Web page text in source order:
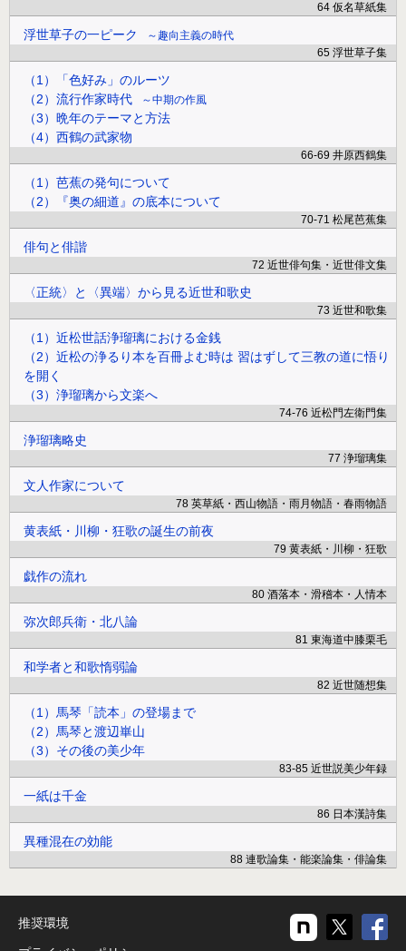
64 仮名草紙集
浮世草子の一ピーク
趣向主義の時代
65 浮世草子集
（1）「色好み」のルーツ
（2）流行作家時代
中期の作風
（3）晩年のテーマと方法
（4）西鶴の武家物
66-69 井原西鶴集
（1）芭蕉の発句について
（2）『奥の細道』の底本について
70-71 松尾芭蕉集
俳句と俳諧
72 近世俳句集・近世俳文集
〈正統〉と〈異端〉から見る近世和歌史
73 近世和歌集
（1）近松世話浄瑠璃における金銭
（2）近松の浄るり本を百冊よむ時は 習はずして三教の道に悟り
を開く
（3）浄瑠璃から文楽へ
74-76 近松門左衛門集
浄瑠璃略史
77 浄瑠璃集
文人作家について
78 英草紙・西山物語・雨月物語・春雨物語
黄表紙・川柳・狂歌の誕生の前夜
79 黄表紙・川柳・狂歌
戯作の流れ
80 酒落本・滑稽本・人情本
弥次郎兵衛・北八論
81 東海道中膝栗毛
和学者と和歌惰弱論
82 近世随想集
（1）馬琴「読本」の登場まで
（2）馬琴と渡辺崋山
（3）その後の美少年
83-85 近世説美少年録
一紙は千金
86 日本漢詩集
異種混在の効能
88 連歌論集・能楽論集・俳論集
推奨環境